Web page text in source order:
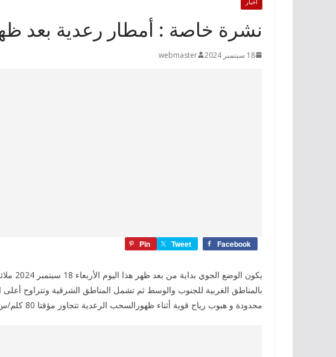
نشرة خاصة : أمطار رعدية بعد
18 سبتمبر 2024 webmaster
Facebook
Tweet
Pin
يكون
محدودة و هبوب رياح قوية أثناء ظهورالسحب الرعدية تتجاوز مؤقتا 80 كلم/س، وفق بلاغ صادر عن المعهد الوطني للرصد الجوي.